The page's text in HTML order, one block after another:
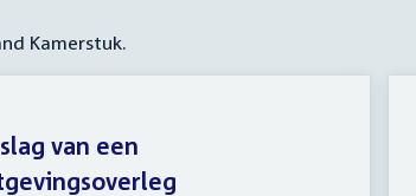
Kamerstuk.
van een